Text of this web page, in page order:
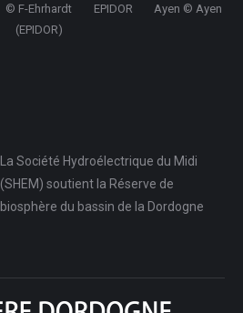
© F-Ehrhardt
(EPIDOR)
EPIDOR
Ayen © Ayen
La Société Hydroélectrique du Midi
(SHEM) soutient la Réserve de
biosphère du bassin de la Dordogne